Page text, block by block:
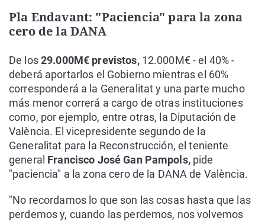
Pla Endavant: "Paciencia" para la zona
cero de la DANA
De los29.000M€ previstos,12.000M€ - el 40% -
deberá aportarlos el Gobierno mientras el 60%
corresponderá a la Generalitat y una parte mucho
más menor correrá a cargo de otras instituciones
como, por ejemplo, entre otras, la Diputación de
València. El vicepresidente segundo de la
Generalitat para la Reconstrucción, el teniente
general Francisco José Gan Pampols,pide
"paciencia" a la zona cero de la DANA de València.
"No recordamos lo que son las cosas hasta que las
perdemos y, cuando las perdemos, nos volvemos